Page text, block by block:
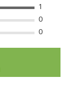
1
0
0